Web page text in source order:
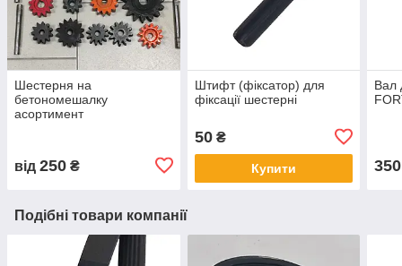
Шестерня на
бетономешалку
асортимент
від 250 ₴
Штифт (фіксатор) для
фіксації шестерні
50₴
Купити
Вал
350
Подібні товари компанії